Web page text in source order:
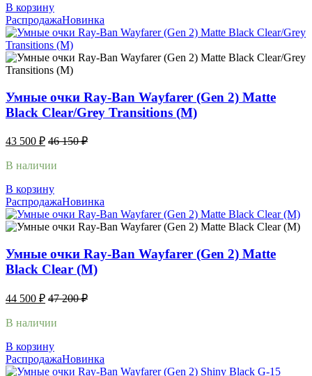
В корзину
РаспродажаНовинка
Умные очки Ray-Ban Wayfarer (Gen 2) Matte
Black Clear/Grey Transitions (M)
43 500 ₽ 46 150₽
В наличии
В корзину
РаспродажаНовинка
Умные очки Ray-Ban Wayfarer (Gen 2) Matte
Black Clear (M)
44 500 ₽ 47 200₽
В наличии
В корзину
РаспродажаНовинка